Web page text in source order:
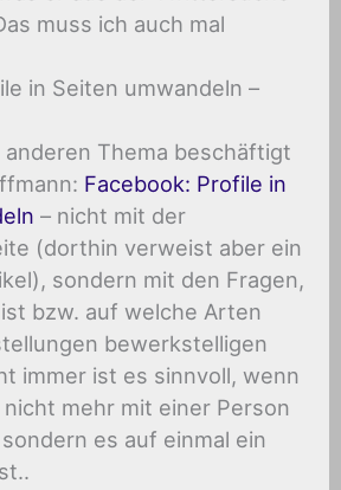
muss ich auch mal
in Seiten umwandeln –
anderen Thema beschäftigt
Facebook: Profile in
– nicht mit der
(dorthin verweist aber ein
sondern mit den Fragen,
bzw. auf welche Arten
bewerkstelligen
immer ist es sinnvoll, wenn
nicht mehr mit einer Person
es auf einmal ein